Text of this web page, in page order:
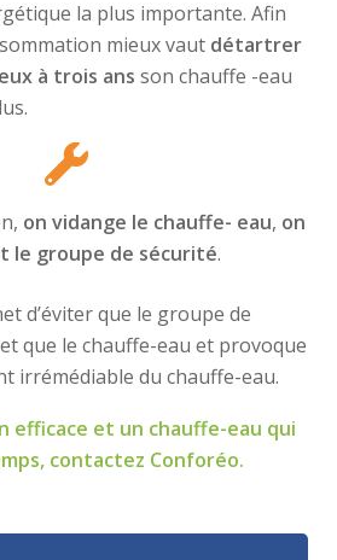
la plus importante. Afin
mieux vaut détartrer
à trois ans son chauffe -eau
on vidange le chauffe- eau, on
le groupe de sécurité.
d’éviter que le groupe de
que le chauffe-eau et provoque
irrémédiable du chauffe-eau.
efficace et un chauffe-eau qui
contactez Conforéo.